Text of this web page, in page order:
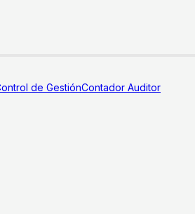
de GestiónContador Auditor